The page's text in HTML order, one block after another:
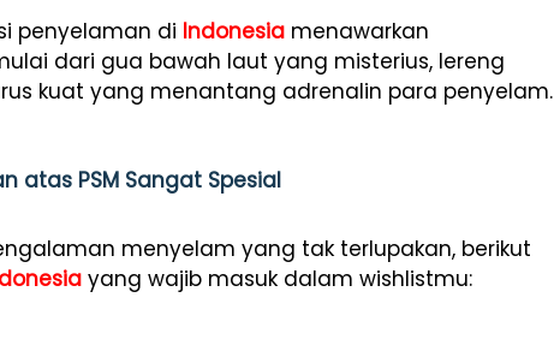
penyelaman di Indonesia menawarkan
dari gua bawah laut yang misterius, lereng
kuat yang menantang adrenalin para penyelam.
atas PSM Sangat Spesial
menyelam yang tak terlupakan, berikut
yang wajib masuk dalam wishlistmu: